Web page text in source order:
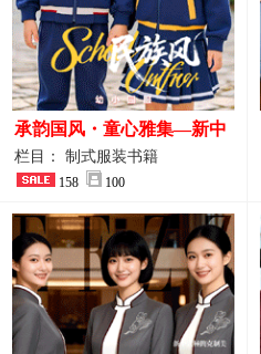
承韵国风・童心雅集—新中
式民族风小学与幼儿园全套
校服定制图鉴
栏目： 制式服装书籍
158 100